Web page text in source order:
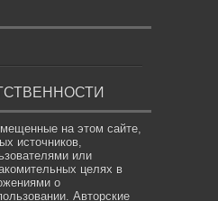
на этом сайте,
источников,
или
целях в
о
Авторские